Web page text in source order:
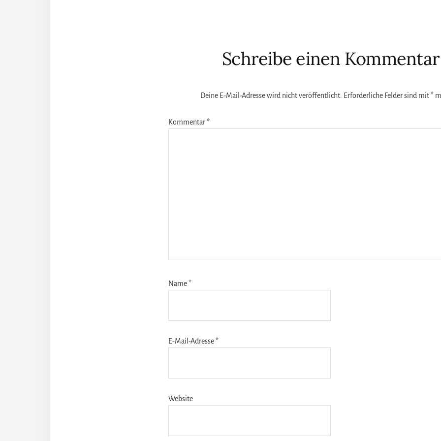
Interaktionen
Schreibe einen Kommentar
Deine E-Mail-Adresse wird nicht veröffentlicht. Erforderliche Felder sind mit*
Kommentar*
Name*
E-Mail-Adresse*
Website